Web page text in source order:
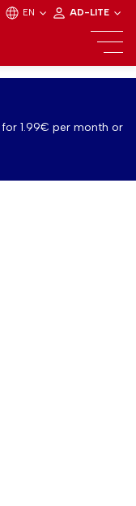
EN AD-LITE
1.99€ per month or